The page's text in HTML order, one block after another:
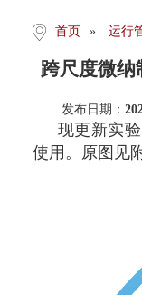
年度报告
首页 » 运行
跨尺度微纳
发布日期：
现更新实
使用。原图见